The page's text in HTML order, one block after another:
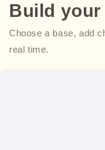
Build
Choose a base, add
real time.